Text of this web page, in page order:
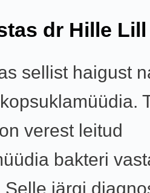
dr Hille Lill
sellist haigust
verest leitud
bakteri
Selle järgi